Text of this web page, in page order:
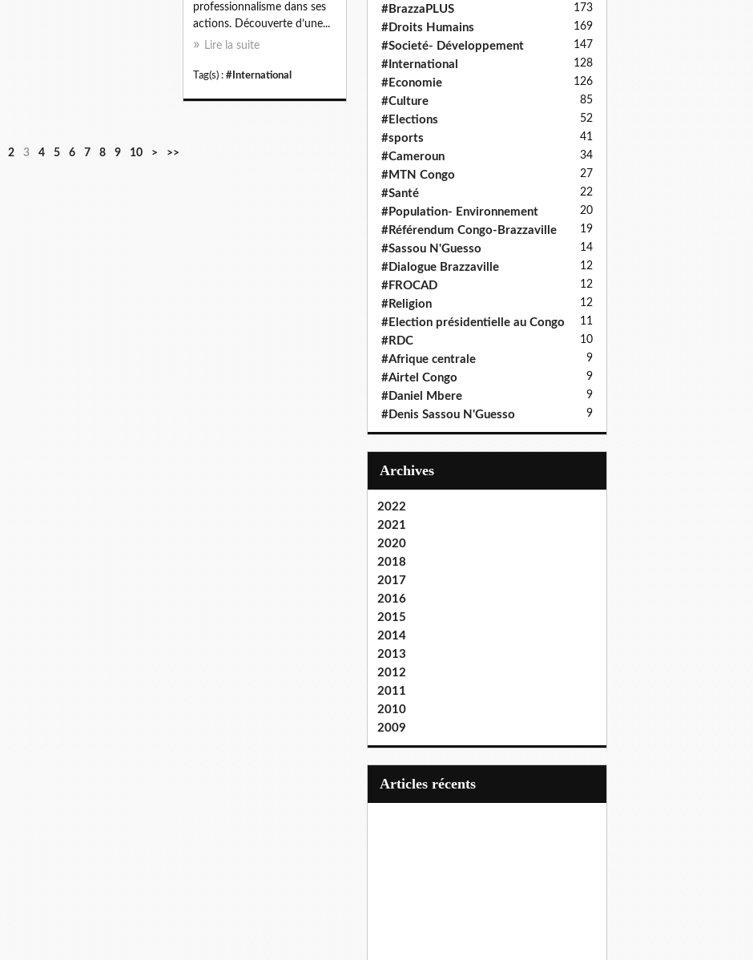
professionnalisme dans ses
actions. Découverte d’une...
Lire la suite
Tag(s) : #International
2 3 4 5 6 7 8 9 10 > >>
#BrazzaPLUS 173
#Droits Humains 169
#Societé- Développement 147
#International 128
#Economie 126
#Culture 85
#Elections 52
#sports 41
#Cameroun 34
#MTN Congo 27
#Santé 22
#Population- Environnement 20
#Référendum Congo-Brazzaville 19
#Sassou N'Guesso 14
#Dialogue Brazzaville 12
#FROCAD 12
#Religion 12
#Election présidentielle au Congo 11
#RDC 10
#Afrique centrale 9
#Airtel Congo 9
#Daniel Mbere 9
#Denis Sassou N'Guesso 9
Archives
2022
2021
2020
2018
2017
2016
2015
2014
2013
2012
2011
2010
2009
articles récents